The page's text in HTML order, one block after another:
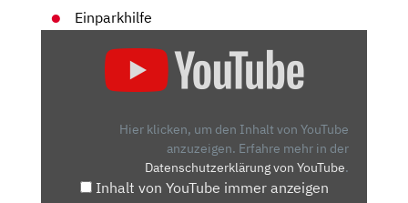
Einparkhilfe
FAHRBERICHT
Hier klicken, um den Inhalt von YouTube
anzuzeigen. Erfahre mehr in der
Datenschutzerklärung von YouTube.
Inhalt von YouTube immer anzeigen